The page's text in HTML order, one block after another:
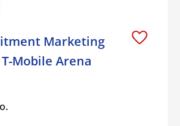
Marketing
Mobile Arena